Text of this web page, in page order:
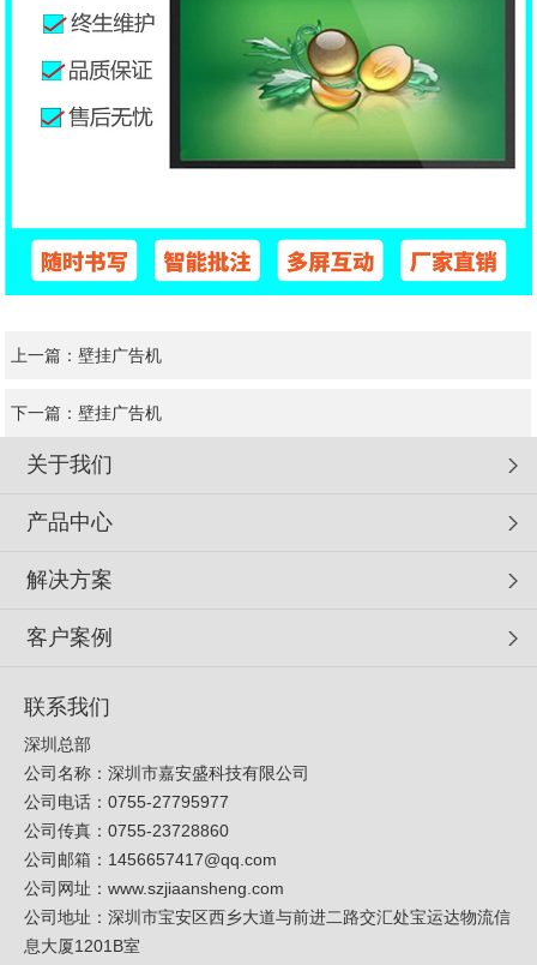
上一篇： 壁挂广告机
下一篇： 壁挂广告机
关于我们
产品中心
解决方案
客户案例
联系我们
深圳总部
公司名称：深圳市嘉安盛科技有限公司
公司电话：0755-27795977
公司传真：0755-23728860
公司邮箱： 1456657417@qq.com
公司网址： www.szjiaansheng.com
公司地址：深圳市宝安区西乡大道与前进二路交汇处宝运达物流信
息大厦1201B室